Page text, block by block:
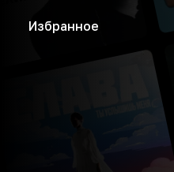
Избранное